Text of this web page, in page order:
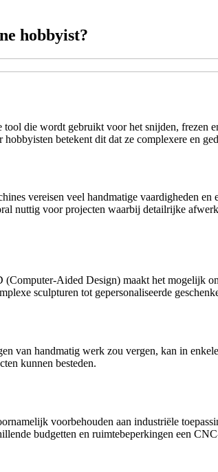
hobbyist?
die wordt gebruikt voor het snijden, frezen
betekent dit dat ze complexere en
vereisen veel handmatige vaardigheden
nuttig voor projecten waarbij detailrijke
Aided Design) maakt het mogelijk
sculpturen tot gepersonaliseerde
van handmatig werk zou vergen, kan in
kunnen besteden.
voorbehouden aan industriële
budgetten en ruimtebeperkingen een